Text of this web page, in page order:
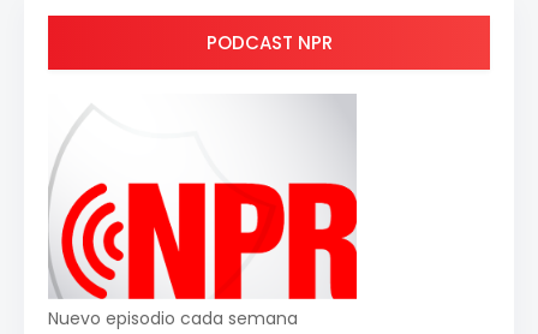
PODCAST NPR
Nuevo episodio cada semana